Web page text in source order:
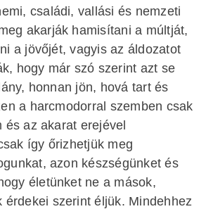
családi, vallási és nemzeti
akarják hamisítani a múltját,
a jövőjét, vagyis az áldozatot
hogy már szó szerint azt se
honnan jön, hová tart és
a harcmodorral szemben csak
és az akarat erejével
így őrizhetjük meg
azon készségünket és
életünket ne a mások,
érdekei szerint éljük. Mindehhez